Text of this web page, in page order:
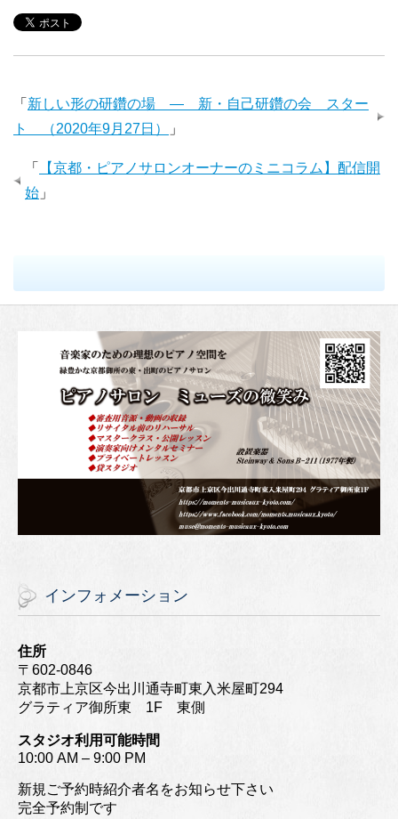
「 新しい形の研鑽の場 ― 新・自己研鑽の会 スター
ト （2020年9月27日）
」
「
【京都・ピアノサロンオーナーのミニコラム】配信開
始 」
インフォメーション
住所
〒602-0846
京都市上京区今出川通寺町東入米屋町294
グラティア御所東 1F 東側
スタジオ利用可能時間
10:00 AM – 9:00 PM
新規ご予約時紹介者名をお知らせ下さい
完全予約制です